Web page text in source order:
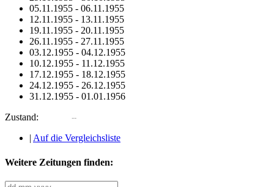
05.11.1955 - 06.11.1955
12.11.1955 - 13.11.1955
19.11.1955 - 20.11.1955
26.11.1955 - 27.11.1955
03.12.1955 - 04.12.1955
10.12.1955 - 11.12.1955
17.12.1955 - 18.12.1955
24.12.1955 - 26.12.1955
31.12.1955 - 01.01.1956
Zustand:
| Auf die Vergleichsliste
Weitere Zeitungen finden: